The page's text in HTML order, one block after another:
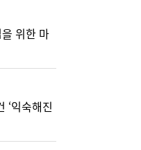
락…코
위한 마
‘익숙해진